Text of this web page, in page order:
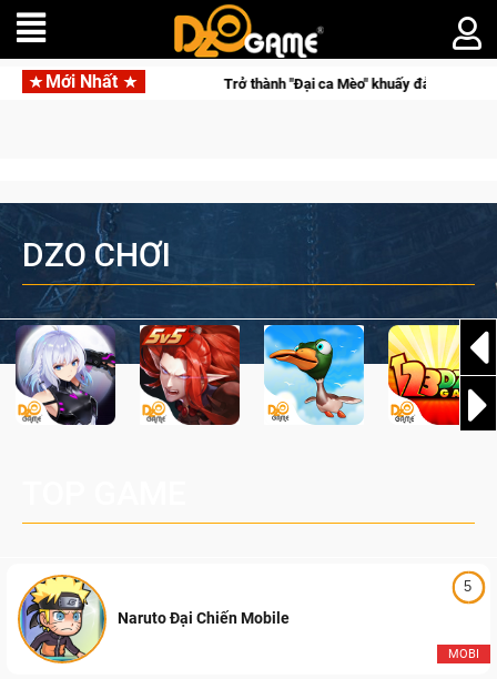
Mới Nhất
vô địch Trở thành "Đại ca Mèo" khuấy đảo thế giới ngầm
DZO CHƠI
5
MOBI
Naruto Đại Chiến Mobile